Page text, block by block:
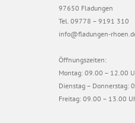
97650 Fladungen
Tel. 09778 – 9191 310
info@fladungen-
Öffnungszeiten:
Montag: 09.00 – 12.00
Dienstag – Donnerstag:
Freitag: 09.00 – 13.00